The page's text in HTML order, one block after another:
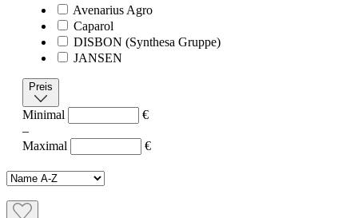
Avenarius Agro
Caparol
DISBON (Synthesa Gruppe)
JANSEN
Preis
Minimal
€
–
Maximal
€